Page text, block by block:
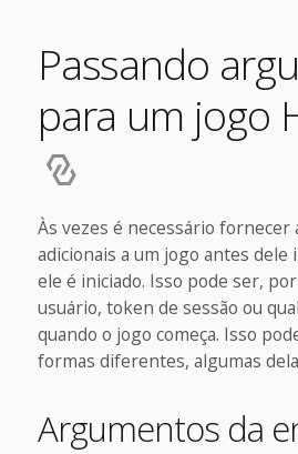
Passando
para um jogo
Às vezes é necessário
adicionais a um jogo antes dele
ele é iniciado. Isso pode ser,
usuário, token de sessão ou
quando o jogo começa. Isso
formas diferentes, algumas
Argumentos da